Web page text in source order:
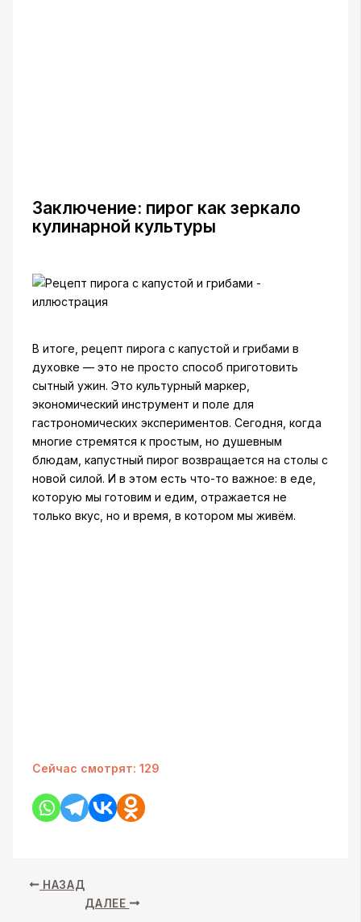
Заключение: пирог как зеркало
кулинарной культуры
В итоге, рецепт пирога с капустой и грибами в
духовке — это не просто способ приготовить
сытный ужин. Это культурный маркер,
экономический инструмент и поле для
гастрономических экспериментов. Сегодня, когда
многие стремятся к простым, но душевным
блюдам, капустный пирог возвращается на столы с
новой силой. И в этом есть что-то важное: в еде,
которую мы готовим и едим, отражается не
только вкус, но и время, в котором мы живём.
Сейчас смотрят: 129
НАЗАД
ДАЛЕЕ